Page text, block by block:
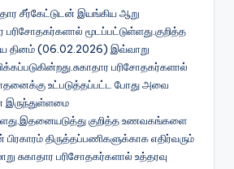
சீர்கேட்டுடன் இயங்கிய ஆறு
மூடப்பட்டுள்ளது.குறித்த
தினம் (06.02.2026) இவ்வாறு
பரிசோதகர்களால்
உட்படுத்தப்பட்ட போது அவை
இருந்துள்ளமை
குறித்த உணவகங்களை
திருத்தப்பணிகளுக்காக எதிர்வரும்
சுகாதார பரிசோதகர்களால் உத்தரவு